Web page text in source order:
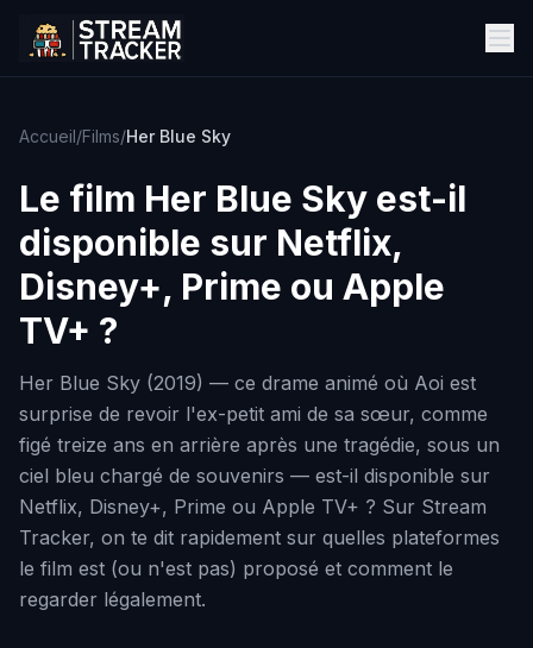
Accueil/Films/Her Blue Sky
Le film Her Blue Sky est-il
disponible sur Netflix,
Disney+, Prime ou Apple
TV+ ?
Her Blue Sky (2019) — ce drame animé où Aoi est
surprise de revoir l'ex-petit ami de sa sœur, comme
figé treize ans en arrière après une tragédie, sous un
ciel bleu chargé de souvenirs — est-il disponible sur
Netflix, Disney+, Prime ou Apple TV+ ? Sur Stream
Tracker, on te dit rapidement sur quelles plateformes
le film est (ou n'est pas) proposé et comment le
regarder légalement.